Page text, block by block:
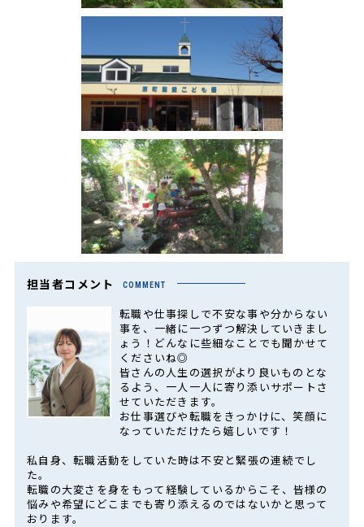
担当者コメント COMMENT
転職や仕事探しで不安な事や分からない
事を、一緒に一つずつ解決していきまし
ょう！どんなに些細なことでも聞かせて
くださいね◎
皆さんの人生の選択がより良いものとな
るよう、一人一人に寄り添いサポートさ
せていただきます。
お仕事選びや転職をきっかけに、笑顔に
なっていただけたら嬉しいです！
私自身、転職活動をしていた時は不安と緊張の連続でし
た。
転職の大変さを身をもって経験しているからこそ、皆様の
悩みや希望にどこまでも寄り添えるのではないかと思って
おります。